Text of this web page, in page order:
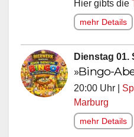
Hier gibts die
mehr Details
Dienstag 01.
»Bingo-
20:00 Uhr |
Marburg
mehr Details